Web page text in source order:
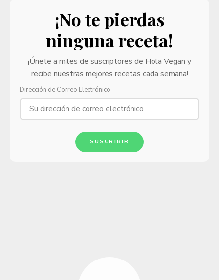
¡No te pierdas
ninguna receta!
¡Únete a miles de suscriptores de Hola Vegan y
recibe nuestras mejores recetas cada semana!
Dirección de Correo Electrónico
SUSCRIBIR